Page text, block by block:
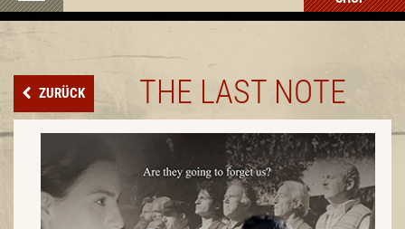
ZURÜCK THE LAST NOTE